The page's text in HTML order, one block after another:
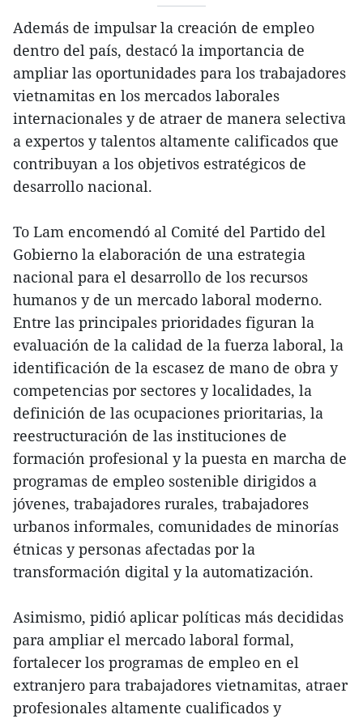
Además de impulsar la creación de empleo
dentro del país, destacó la importancia de
ampliar las oportunidades para los trabajadores
vietnamitas en los mercados laborales
internacionales y de atraer de manera selectiva
a expertos y talentos altamente calificados que
contribuyan a los objetivos estratégicos de
desarrollo nacional.
To Lam encomendó al Comité del Partido del
Gobierno la elaboración de una estrategia
nacional para el desarrollo de los recursos
humanos y de un mercado laboral moderno.
Entre las principales prioridades figuran la
evaluación de la calidad de la fuerza laboral, la
identificación de la escasez de mano de obra y
competencias por sectores y localidades, la
definición de las ocupaciones prioritarias, la
reestructuración de las instituciones de
formación profesional y la puesta en marcha de
programas de empleo sostenible dirigidos a
jóvenes, trabajadores rurales, trabajadores
urbanos informales, comunidades de minorías
étnicas y personas afectadas por la
transformación digital y la automatización.
Asimismo, pidió aplicar políticas más decididas
para ampliar el mercado laboral formal,
fortalecer los programas de empleo en el
extranjero para trabajadores vietnamitas, atraer
profesionales altamente cualificados y